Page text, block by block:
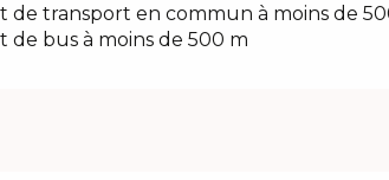
de transport en commun à moins de
de bus à moins de 500 m